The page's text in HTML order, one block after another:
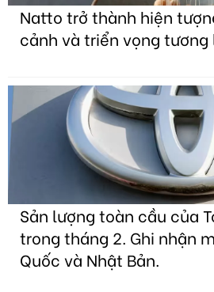
Natto trở thành hiện
cảnh và triển vọng tương
Sản lượng toàn cầu của
trong tháng 2. Ghi nhận
Quốc và Nhật Bản.